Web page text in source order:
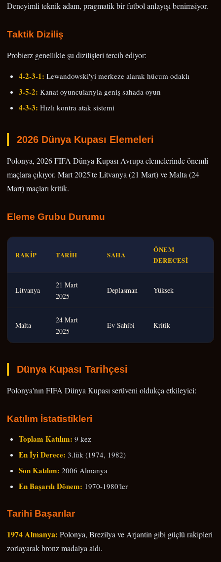
Deneyimli teknik adam, pragmatik bir futbol anlayışı benimsiyor.
Taktik Diziliş
Probierz genellikle şu dizilişleri tercih ediyor:
4-2-3-1: Lewandowski'yi merkeze alarak hücum odaklı
3-5-2: Kanat oyuncularıyla geniş sahada oyun
4-3-3: Hızlı kontra atak sistemi
2026 Dünya Kupası Elemeleri
Polonya, 2026 FIFA Dünya Kupası Avrupa elemelerinde önemli
maçlara çıkıyor. Mart 2025'te Litvanya (21 Mart) ve Malta (24
Mart) maçları kritik.
Eleme Grubu Durumu
RAKIP TARIH SAHA
ÖNEM
DERECESI
Litvanya
21 Mart
2025
Deplasman Yüksek
Malta
24 Mart
2025
Ev Sahibi Kritik
Dünya Kupası Tarihçesi
Polonya'nın FIFA Dünya Kupası serüveni oldukça etkileyici:
Katılım İstatistikleri
Toplam Katılım: 9 kez
En İyi Derece: 3.lük (1974, 1982)
Son Katılım: 2006 Almanya
En Başarılı Dönem: 1970-1980'ler
Tarihi Başarılar
1974 Almanya: Polonya, Brezilya ve Arjantin gibi güçlü rakipleri
zorlayarak bronz madalya aldı.